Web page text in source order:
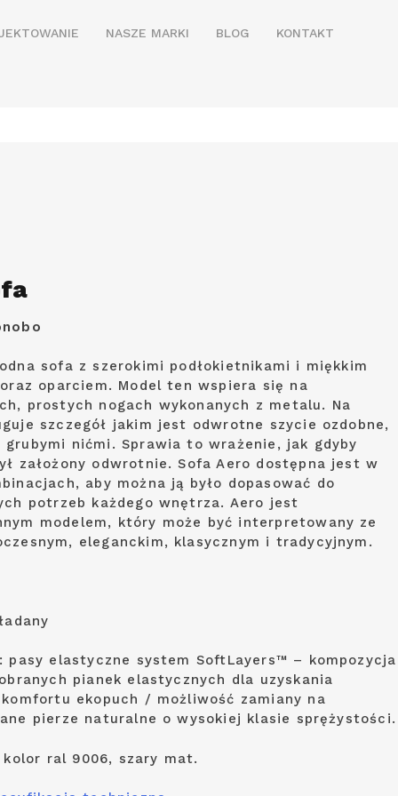
NASZE MARKI BLOG KONTAKT
sofa z szerokimi podłokietnikami i miękkim
oparciem. Model ten wspiera się na
prostych nogach wykonanych z metalu. Na
szczegół jakim jest odwrotne szycie ozdobne,
grubymi nićmi. Sprawia to wrażenie, jak gdyby
założony odwrotnie. Sofa Aero dostępna jest w
aby można ją było dopasować do
potrzeb każdego wnętrza. Aero jest
modelem, który może być interpretowany ze
eleganckim, klasycznym i tradycyjnym.
pasy elastyczne system SoftLayers™ – kompozycja
pianek elastycznych dla uzyskania
ekopuch / możliwość zamiany na
pierze naturalne o wysokiej klasie sprężystości.
ral 9006, szary mat.